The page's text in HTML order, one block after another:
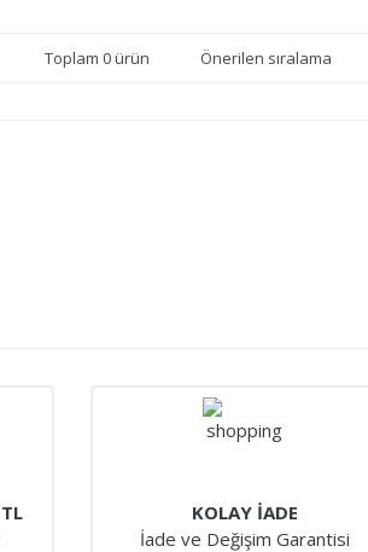
Toplam 0 ürün
KOLAY İADE
İade ve Değişim Garantisi